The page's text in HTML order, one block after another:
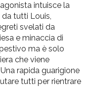
intuisce la
tutti Louis,
svelati da
e minaccia di
ma è solo
che viene
rapida guarigione
tutti per rientrare